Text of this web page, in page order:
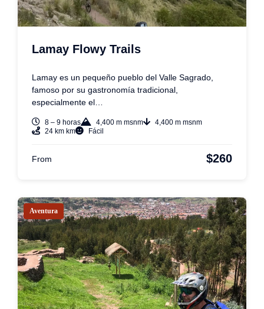
Lamay Flowy Trails
Lamay es un pequeño pueblo del Valle Sagrado,
famoso por su gastronomía tradicional,
especialmente el…
8 – 9 horas 4,400 m msnm
4,400 m msnm
24 km km
Fácil
From $260
Aventura